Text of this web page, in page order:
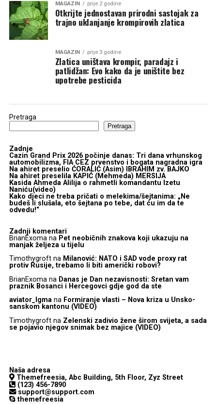
MAGAZIN prije 2 godine
Otkrijte jednostavan prirodni sastojak za
trajno uklanjanje krompirovih zlatica
MAGAZIN prije 3 godine
Zlatica uništava krompir, paradajz i
patlidžan: Evo kako da je uništite bez
upotrebe pesticida
Pretraga
Pretraga
Zadnje
Cazin Grand Prix 2026 počinje danas: Tri dana vrhunskog
automobilizma, FIA CEZ prvenstvo i bogata nagradna igra
Na ahiret preselio ĆORALIĆ (Asim) IBRAHIM zv. BAJKO
Na ahiret preselila KAPIĆ (Mehmeda) MERSIJA
Kasida Ahmeda Alilija o rahmetli komandantu Izetu
Naniću(video)
Kako djeci ne treba pričati o melekima/šejtanima: „Ne
budeš li slušala, eto šejtana po tebe, dat ću im da te
odvedu!“
Zadnji komentari
BrianExomana Pet neobičnih znakova koji ukazuju na
manjak željeza u tijelu
Timothygroftna Milanović: NATO i SAD vode proxy rat
protiv Rusije, trebamo li biti američki robovi?
BrianExomana Danas je Dan nezavisnosti: Sretan vam
praznik Bosanci i Hercegovci gdje god da ste
aviator_lgmana Formiranje vlasti – Nova kriza u Unsko-
sanskom kantonu (VIDEO)
Timothygroftna Zelenski zadivio žene širom svijeta, a sada
se pojavio njegov snimak bez majice (VIDEO)
Naša adresa
Themefreesia, Abc Building, 5th Floor, Zyz Street
(123) 456-7890
support@support.com
themefreesia